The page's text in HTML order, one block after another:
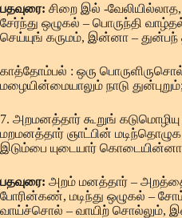
பதவுரை: சிறை இல் -
சேர்ந்து ஒழுகல் – பொருந்தி
செய்யுங் கருமம், இன்னா – துன்பந்
காத்தோம்பல் : ஒரு
மழையின்மையாலும் நாடு
7. அறமனத்தார் கூறுங்
மறமனத்தார் ஞாட்பின்
இடும்பை யுடையார்
பதவுரை: அறம் மனத்தார் – அறத்தை
போரின்கண், மடிந்து ஒழுகல் –
வாய்ச்சொல் – வாயிற் சொல்லும்,